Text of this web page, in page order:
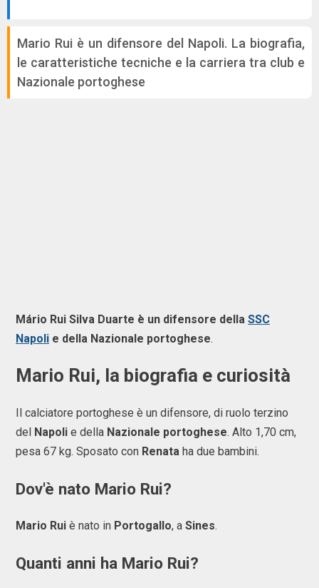
Mario Rui è un difensore del Napoli. La biografia,
le caratteristiche tecniche e la carriera tra club e
Nazionale portoghese
Mário Rui Silva Duarte è un difensore della SSC
Napoli e della Nazionale portoghese.
Mario Rui, la biografia e curiosità
Il calciatore portoghese è un difensore, di ruolo terzino
del
Napoli e della Nazionale portoghese. Alto 1,70 cm,
pesa 67 kg. Sposato con Renata ha due bambini.
Dov'è nato Mario Rui?
Mario Rui è nato in Portogallo, a Sines.
Quanti anni ha Mario Rui?